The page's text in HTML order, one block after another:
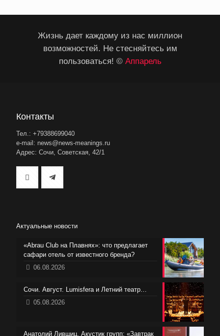
Жизнь дает каждому из нас миллион
возможностей. Не стесняйтесь им
пользоваться! © Аппарель
Контакты
Тел.: +79388699040
e-mail: news@news-meanings.ru
Адрес: Сочи, Советская, 42/1
Актуальные новости
«Abrau Club на Плавнях»: что предлагает
сафари отель от известного бренда?
06.08.2026
Сочи. Август. Lumisfera и Летний театр…
05.08.2026
Анатолий Лившиц, Акустик групп: «Завтрак